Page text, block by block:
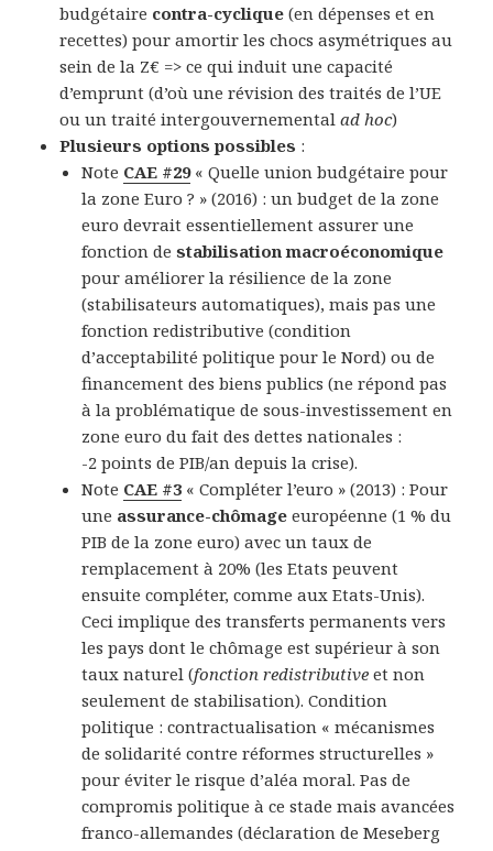
budgétaire contra-cyclique(en dépenses et en
recettes) pour amortir les chocs asymétriques au
sein de la Z€ => ce qui induit une capacité
d’emprunt (d’où une révision des traités de l’UE
ou un traité intergouvernementalad hoc)
Plusieurs options possibles :
Note CAE #29« Quelle union budgétaire pour
la zone Euro ? » (2016) : un budget de la zone
euro devrait essentiellement assurer une
fonction destabilisation macroéconomique
pour améliorer la résilience de la zone
(stabilisateurs automatiques), mais pas une
fonction redistributive (condition
d’acceptabilité politique pour le Nord) ou de
financement des biens publics (ne répond pas
à la problématique de sous-investissement en
zone euro du fait des dettes nationales :
-2 points de PIB/an depuis la crise).
Note CAE #3 « Compléter l’euro » (2013) : Pour
une assurance-chômage européenne (1 % du
PIB de la zone euro) avec un taux de
remplacement à 20% (les Etats peuvent
ensuite compléter, comme aux Etats-Unis).
Ceci implique des transferts permanents vers
les pays dont le chômage est supérieur à son
taux naturel (fonction redistributive et non
seulement de stabilisation). Condition
politique : contractualisation « mécanismes
de solidarité contre réformes structurelles »
pour éviter le risque d’aléa moral. Pas de
compromis politique à ce stade mais avancées
franco-allemandes (déclaration de Meseberg